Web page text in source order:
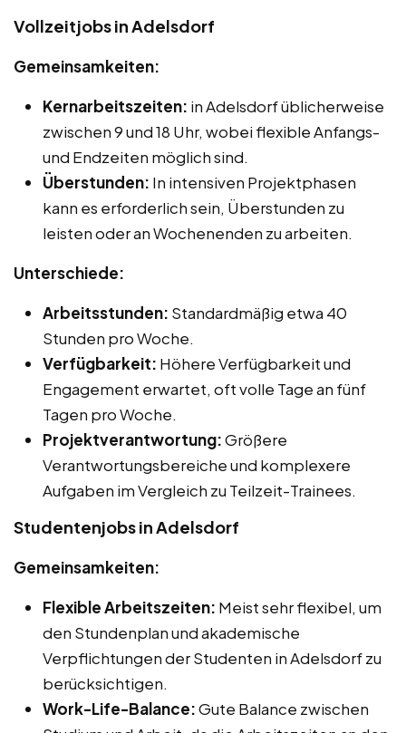
Vollzeitjobs in Adelsdorf
Gemeinsamkeiten:
Kernarbeitszeiten: in Adelsdorf üblicherweise
zwischen 9 und 18 Uhr, wobei flexible Anfangs-
und Endzeiten möglich sind.
Überstunden: In intensiven Projektphasen
kann es erforderlich sein, Überstunden zu
leisten oder an Wochenenden zu arbeiten.
Unterschiede:
Arbeitsstunden: Standardmäßig etwa 40
Stunden pro Woche.
Verfügbarkeit: Höhere Verfügbarkeit und
Engagement erwartet, oft volle Tage an fünf
Tagen pro Woche.
Projektverantwortung:Größere
Verantwortungsbereiche und komplexere
Aufgaben im Vergleich zu Teilzeit-Trainees.
Studentenjobs in Adelsdorf
Gemeinsamkeiten:
Flexible Arbeitszeiten: Meist sehr flexibel, um
den Stundenplan und akademische
Verpflichtungen der Studenten in Adelsdorf zu
berücksichtigen.
Work-Life-Balance:Gute Balance zwischen